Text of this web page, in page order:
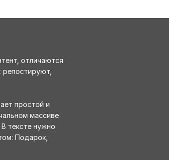
отличаются
простой и
массиве
тексте нужно
Подарок,